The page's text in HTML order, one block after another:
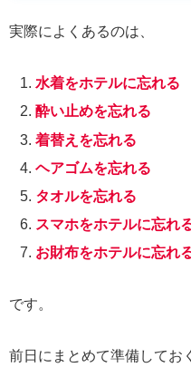
実際によくあるのは、
水着をホテルに忘れる
酔い止めを忘れる
着替えを忘れる
ヘアゴムを忘れる
タオルを忘れる
スマホをホテルに忘れ
お財布をホテルに忘れ
です。
前日にまとめて準備してお